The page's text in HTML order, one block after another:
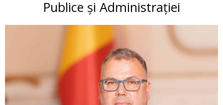
Publice și Administrației